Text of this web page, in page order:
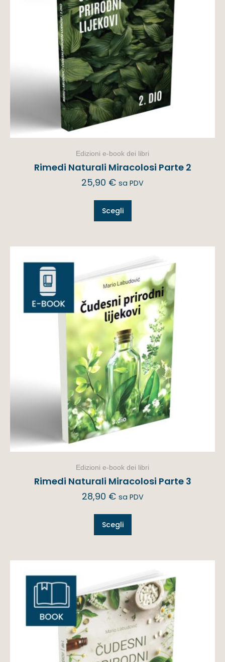
Edizioni e-book dei libri
Rimedi Naturali Miracolosi Parte 2
25,90 € sa PDV
Scegli
Edizioni e-book dei libri
Rimedi Naturali Miracolosi Parte 3
28,90 € sa PDV
Scegli